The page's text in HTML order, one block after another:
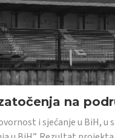
na
i sjećanje u BiH,